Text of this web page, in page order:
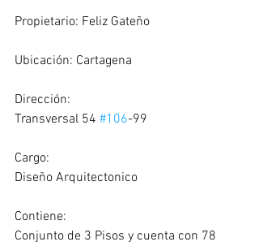
Propietario: Feliz Gateño
Ubicación: Cartagena
Dirección:
Transversal 54 #106-99
Cargo:
Diseño Arquitectonico
Contiene:
Conjunto de 3 Pisos y cuenta con 78